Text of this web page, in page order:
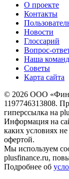
О проекте
Контакты
Новости
Глоссарий
Вопрос-
Наша
Советы
Карта сайта
© 2026 ООО
1197746313808.
гиперссылка на
Информация на
каких условиях
офертой.
Мы используем
plusfinance.ru,
Подробнее об